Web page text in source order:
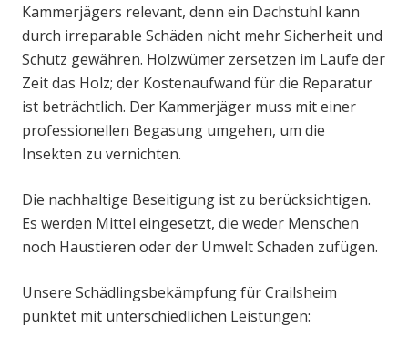
Kammerjägers relevant, denn ein Dachstuhl kann
durch irreparable Schäden nicht mehr Sicherheit und
Schutz gewähren. Holzwümer zersetzen im Laufe der
Zeit das Holz; der Kostenaufwand für die Reparatur
ist beträchtlich. Der Kammerjäger muss mit einer
professionellen Begasung umgehen, um die
Insekten zu vernichten.
Die nachhaltige Beseitigung ist zu berücksichtigen.
Es werden Mittel eingesetzt, die weder Menschen
noch Haustieren oder der Umwelt Schaden zufügen.
Unsere Schädlingsbekämpfung für Crailsheim
punktet mit unterschiedlichen Leistungen: